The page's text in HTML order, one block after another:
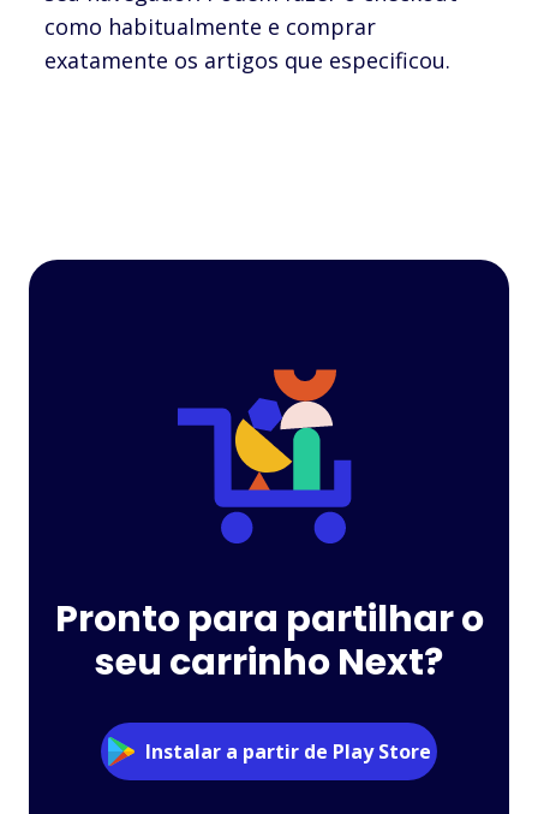
como habitualmente e comprar
exatamente os artigos que especificou.
Pronto para partilhar o
seu carrinho Next?
Instalar a partir de Play Store